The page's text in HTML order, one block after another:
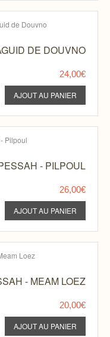
DE DOUVNO
24,00€
- PILPOUL
26,00€
- MEAM LOEZ
20,00€